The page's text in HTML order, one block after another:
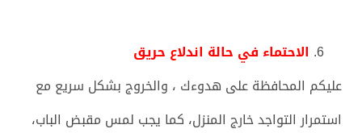
الاحتماء في حالة اندلاع حريق
عليكم المحافظة على هدوءك ، والخروج بشكل سريع مع
استمرار التواجد خارج المنزل، كما يجب لمس مقبض الباب،